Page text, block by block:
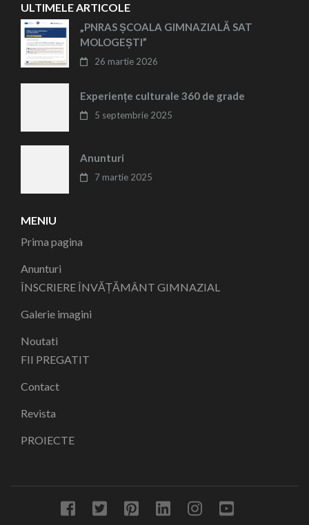
ULTIMELE ARTICOLE
„PNRAS ȘCOALA GIMNAZIALĂ SAT
MOLOGEȘTI”
26 martie 2026
Experiențe culturale 360 de grade
5 septembrie 2025
Anunturi
7 martie 2025
MENIU
Prima pagina
Anunturi
ÎNSCRIERE ÎNVĂȚĂMÂNT GIMNAZIAL
Galerie imagini
Noutati
FII PREGATIT
Contact
Revista
PROIECTE